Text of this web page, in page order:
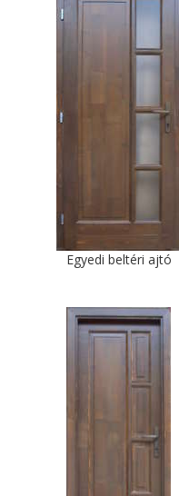
Egyedi beltéri ajtó